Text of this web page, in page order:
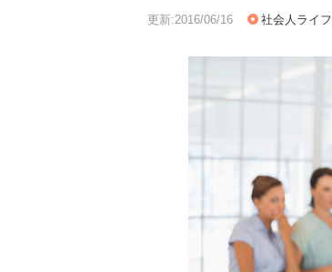
更新:2016/06/16 社会人ライフ